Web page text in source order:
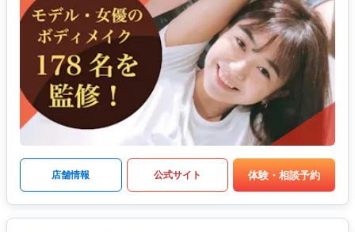
店舗情報 公式サイト 体験・相談予約